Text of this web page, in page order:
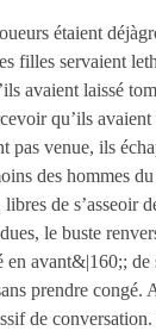
étaient
filles servaient
avaient laissé
qu’ils
pas venue, ils
des hommes
de s’asseoir
le buste
avant&|160;; de
prendre congé.
de